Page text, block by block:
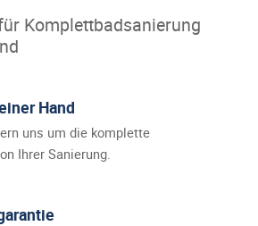
Komplettbadsanierung
Hand
uns um die komplette
Ihrer Sanierung.